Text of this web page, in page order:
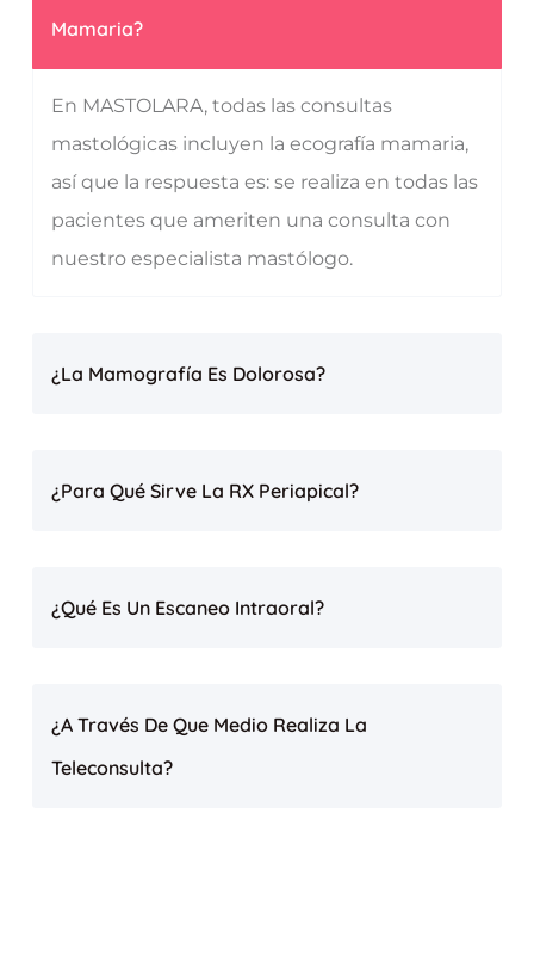
Mamaria?
En MASTOLARA, todas las consultas
mastológicas incluyen la ecografía mamaria,
así que la respuesta es: se realiza en todas las
pacientes que ameriten una consulta con
nuestro especialista mastólogo.
¿La Mamografía Es Dolorosa?
¿Para Qué Sirve La RX Periapical?
¿Qué Es Un Escaneo Intraoral?
¿A Través De Que Medio Realiza La
Teleconsulta?